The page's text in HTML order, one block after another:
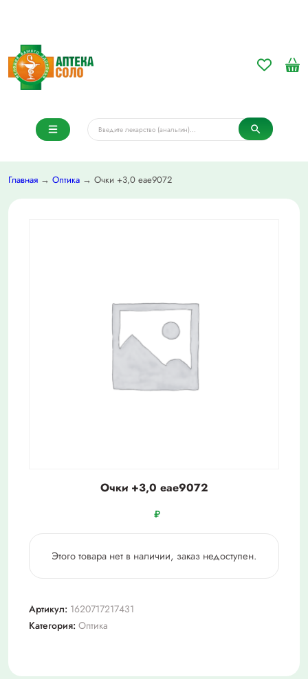
Главная → Оптика → Очки +3,0 eae9072
Очки +3,0 eae9072
₽
Этого товара нет в наличии, заказ недоступен.
Артикул: 1620717217431
Категория: Оптика